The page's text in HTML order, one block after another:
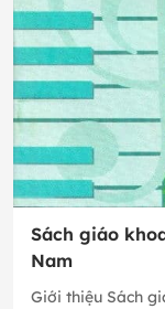
Sách giáo
Nam
Giới thiệu Sách